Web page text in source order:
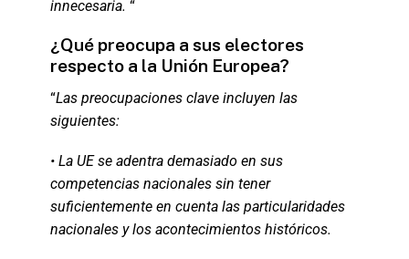
innecesaria. “
¿Qué preocupa a sus electores
respecto a la Unión Europea?
“Las preocupaciones clave incluyen las
siguientes:
• La UE se adentra demasiado en sus
competencias nacionales sin tener
suficientemente en cuenta las particularidades
nacionales y los acontecimientos históricos.